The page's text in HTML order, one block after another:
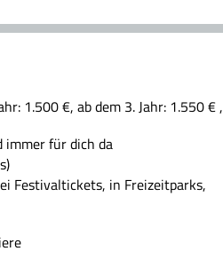
1.500 €, ab dem 3. Jahr: 1.550 € ,
immer für dich da
Festivaltickets, in Freizeitparks,